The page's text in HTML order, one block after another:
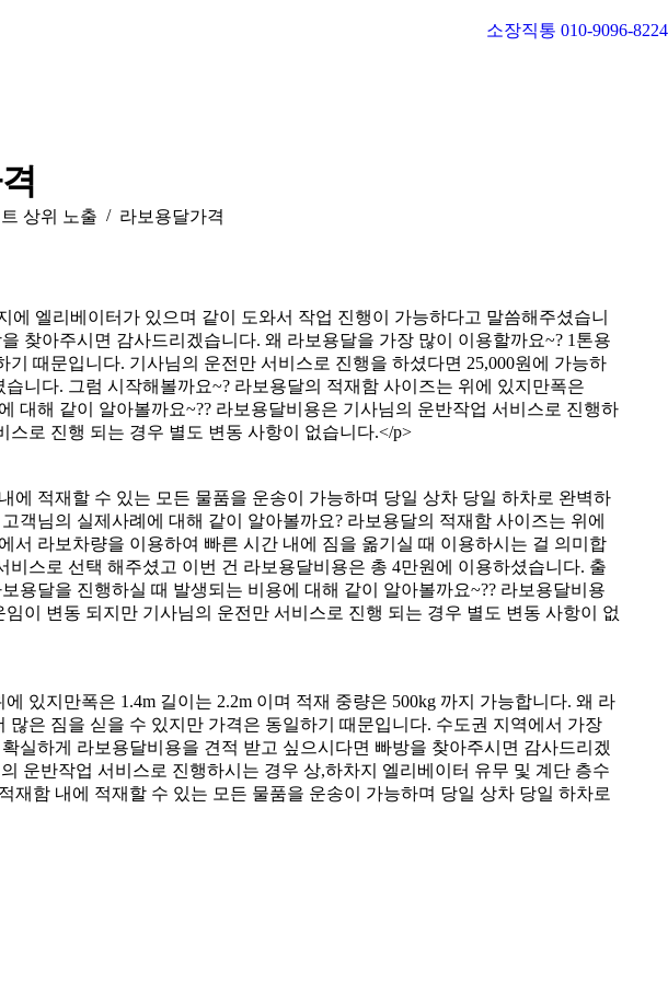
소장직통 010-9096-8224
상위 노출 라보용달가격
엘리베이터가 있으며 같이 도와서 작업 진행이 가능하다고 말씀해주셨습니
찾아주시면 감사드리겠습니다. 왜 라보용달을 가장 많이 이용할까요~? 1톤용
때문입니다. 기사님의 운전만 서비스로 진행을 하셨다면 25,000원에 가능하
니다. 그럼 시작해볼까요~? 라보용달의 적재함 사이즈는 위에 있지만폭은
대해 같이 알아볼까요~?? 라보용달비용은 기사님의 운반작업 서비스로 진행하
로 진행 되는 경우 별도 변동 사항이 없습니다.</p>
적재할 수 있는 모든 물품을 운송이 가능하며 당일 상차 당일 하차로 완벽하
님의 실제사례에 대해 같이 알아볼까요? 라보용달의 적재함 사이즈는 위에
서 라보차량을 이용하여 빠른 시간 내에 짐을 옮기실 때 이용하시는 걸 의미합
스로 선택 해주셨고 이번 건 라보용달비용은 총 4만원에 이용하셨습니다. 출
용달을 진행하실 때 발생되는 비용에 대해 같이 알아볼까요~?? 라보용달비용
이 변동 되지만 기사님의 운전만 서비스로 진행 되는 경우 별도 변동 사항이 없
있지만폭은 1.4m 길이는 2.2m 이며 적재 중량은 500kg 까지 가능합니다. 왜 라
은 짐을 싣을 수 있지만 가격은 동일하기 때문입니다. 수도권 지역에서 가장
실하게 라보용달비용을 견적 받고 싶으시다면 빠방을 찾아주시면 감사드리겠
운반작업 서비스로 진행하시는 경우 상,하차지 엘리베이터 유무 및 계단 층수
함 내에 적재할 수 있는 모든 물품을 운송이 가능하며 당일 상차 당일 하차로